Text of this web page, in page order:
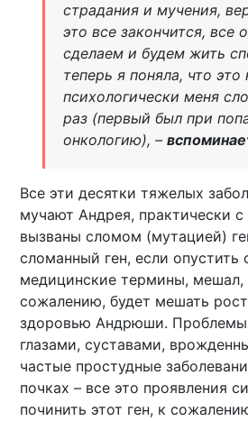
страдания и мучения,
это все закончится, все
сделаем и будем жить
теперь я поняла, что это
психологически меня
раз (первый был при
онкологию), –
Все эти десятки тяжелых
мучают Андрея, практически
вызваны сломом (мутацией)
сломанный ген, если опустить
медицинские термины, мешал,
сожалению, будет мешать
здоровью Андрюши.
глазами, суставами,
частые простудные
почках – все это проявления
починить этот ген, к